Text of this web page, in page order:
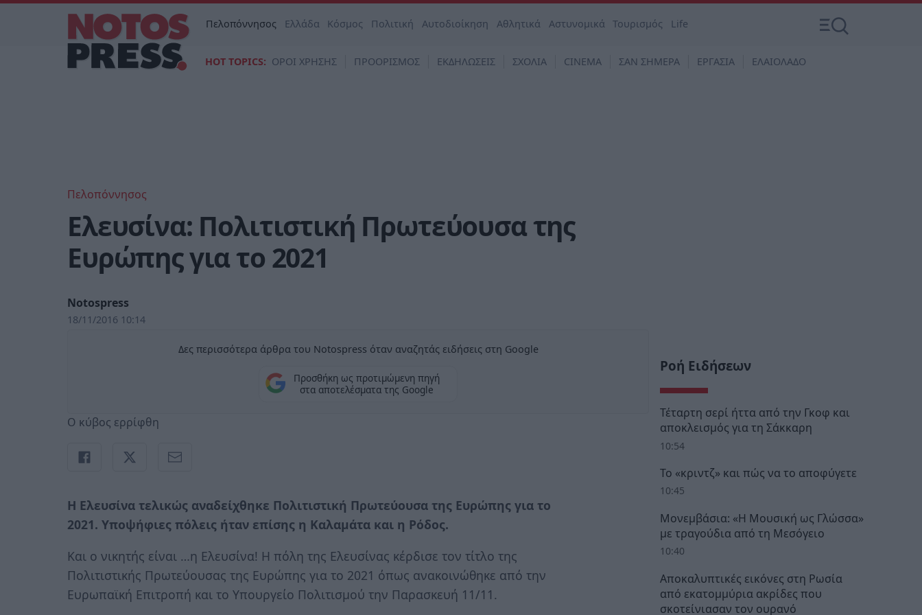
Πελοπόννησος Ελλάδα Κόσμος Πολιτική Αυτοδιοίκηση Αθλητικά Αστυνομικά Τουρισμός Life
HOT TOPICS: ΟΡΟΙ ΧΡΗΣΗΣ ΠΡΟΟΡΙΣΜΟΣ ΕΚΔΗΛΩΣΕΙΣ ΣΧΟΛΙΑ CINEMA ΣΑΝ ΣΗΜΕΡΑ ΕΡΓΑΣΙΑ ΕΛΑΙΟΛΑΔΟ
Πελοπόννησος
Ελευσίνα: Πολιτιστική Πρωτεύουσα της
Ευρώπης για το 2021
Notospress
18/11/2016 10:14
Δες περισσότερα άρθρα του Notospress όταν αναζητάς ειδήσεις στη Google
Προσθήκη ως προτιμώμενη πηγή
στα αποτελέσματα της Google
Ο κύβος ερρίφθη
Η Ελευσίνα τελικώς αναδείχθηκε Πολιτιστική Πρωτεύουσα της Ευρώπης για το
2021. Υποψήφιες πόλεις ήταν επίσης η Καλαμάτα και η Ρόδος.
Και ο νικητής είναι …η Ελευσίνα! Η πόλη της Ελευσίνας κέρδισε τον τίτλο της
Πολιτιστικής Πρωτεύουσας της Ευρώπης για το 2021 όπως ανακοινώθηκε από την
Ευρωπαϊκή Επιτροπή και το Υπουργείο Πολιτισμού την Παρασκευή 11/11.
Ροή Ειδήσεων
Τέταρτη σερί ήττα από την Γκοφ και
αποκλεισμός για τη Σάκκαρη
10:54
Το «κριντζ» και πώς να το αποφύγετε
10:45
Μονεμβάσια: «Η Μουσική ως Γλώσσα»
με τραγούδια από τη Μεσόγειο
10:40
Αποκαλυπτικές εικόνες στη Ρωσία
από εκατομμύρια ακρίδες που
σκοτείνιασαν τον ουρανό